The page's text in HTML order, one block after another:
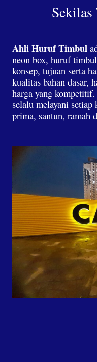
Ahli Huruf Timbul
neon box, huruf
konsep, tujuan serta
kualitas bahan dasar,
harga yang
selalu melayani setiap
prima, santun, ramah